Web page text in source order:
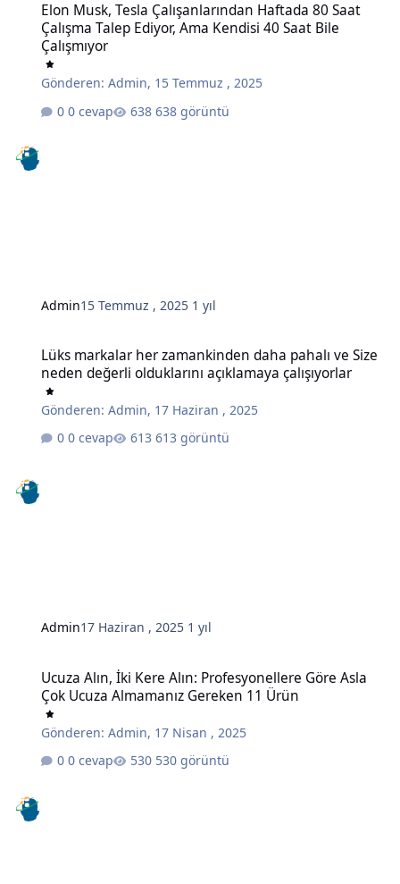
Elon Musk, Tesla Çalışanlarından Haftada 80 Saat
Çalışma Talep Ediyor, Ama Kendisi 40 Saat Bile
Çalışmıyor
Gönderen:Admin, 15 Temmuz , 2025
0 cevap
638 görüntü
Admin15 Temmuz , 2025 1 yıl
Lüks markalar her zamankinden daha pahalı ve Size
neden değerli olduklarını açıklamaya çalışıyorlar
Gönderen:Admin, 17 Haziran , 2025
0 cevap
613 görüntü
Admin17 Haziran , 2025 1 yıl
Ucuza Alın, İki Kere Alın: Profesyonellere Göre Asla
Çok Ucuza Almamanız Gereken 11 Ürün
Gönderen:Admin, 17 Nisan , 2025
0 cevap
530 görüntü